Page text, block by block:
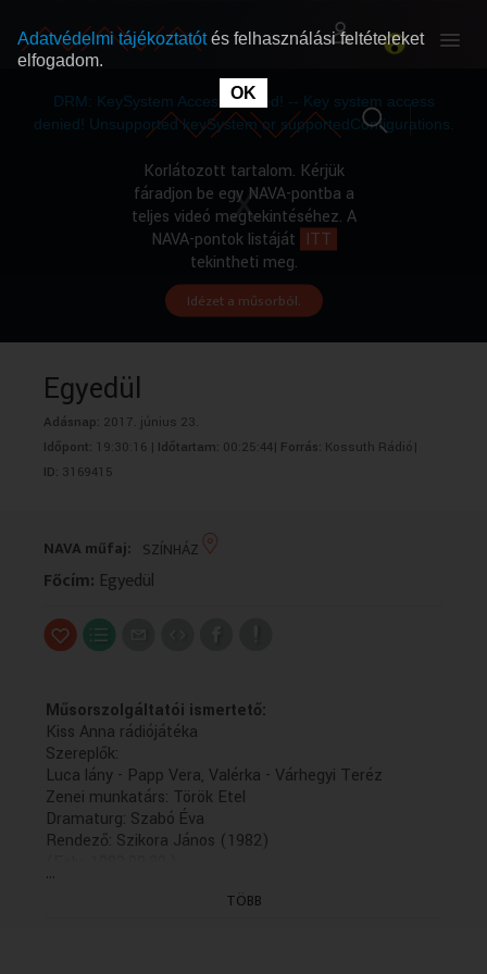
RÓLUNK
OKTATÁS
RÓLUNK
OKTATÁS
DRM: KeySystem Access Denied! -- Key system access
denied! Unsupported keySystem or supportedConfigurations.
Korlátozott tartalom. Kérjük
fáradjon be egy NAVA-pontba a
teljes videó megtekintéséhez. A
NAVA-pontok listáját ITT
tekintheti meg.
Idézet a műsorból.
Egyedül
Adásnap: 2017. június 23.
Időpont: 19:30:16 | Időtartam: 00:25:44| Forrás: Kossuth Rádió|
ID: 3169415
NAVA műfaj: SZÍNHÁZ
Főcím: Egyedül
Műsorszolgáltatói ismertető:
Kiss Anna rádiójátéka
Szereplők:
Luca lány - Papp Vera, Valérka - Várhegyi Teréz
Zenei munkatárs: Török Etel
Dramaturg: Szabó Éva
Rendező: Szikora János (1982)
...
TÖBB
Adatvédelmi tájékoztatótés felhasználási feltételeket
elfogadom.
OK